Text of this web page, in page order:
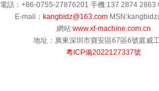
電話：+86-0755-27876201 手機:137 2874 2863
E-mail： kangbidz@163.com
網站:www.xf-machine.com.cn
地址：廣東深圳市寶安區67區6號庭威
粵ICP備2022127337號